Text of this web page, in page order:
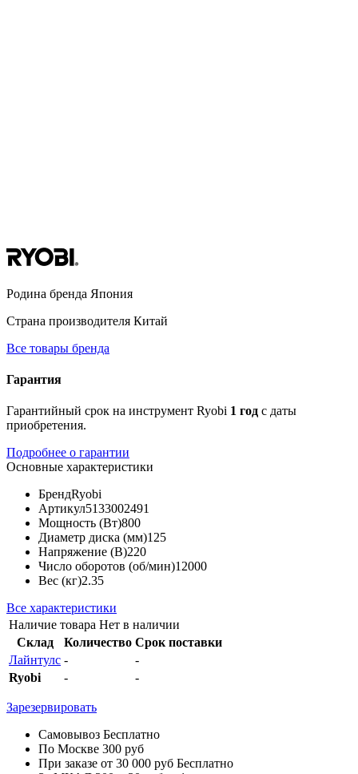
Родина бренда Япония
Страна производителя Китай
Все товары бренда
Гарантия
Гарантийный срок на инструмент Ryobi 1 год с даты
приобретения.
Подробнее о гарантии
Основные характеристики
БрендRyobi
Артикул5133002491
Мощность (Вт)800
Диаметр диска (мм)125
Напряжение (В)220
Число оборотов (об/мин)12000
Вес (кг)2.35
Все характеристики
Наличие товара Нет в наличии
Склад
Количество Срок поставки
Лайнтулс -
-
Ryobi
- -
Зарезервировать
Самовывоз Бесплатно
По Москве 300 руб
При заказе от 30 000 руб Бесплатно